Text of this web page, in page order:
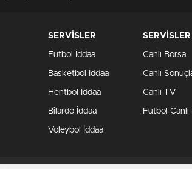
SERVİSLER
Futbol İddaa
Basketbol İddaa
Hentbol İddaa
Bilardo İddaa
Voleybol İddaa
Canlı Borsa
Canlı
Canlı TV
Futbol